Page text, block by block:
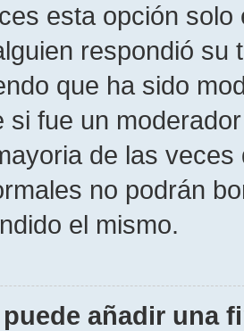
esta opción
respondió
que ha sido
si fue un
de las
no podrán
el mismo.
añadir una